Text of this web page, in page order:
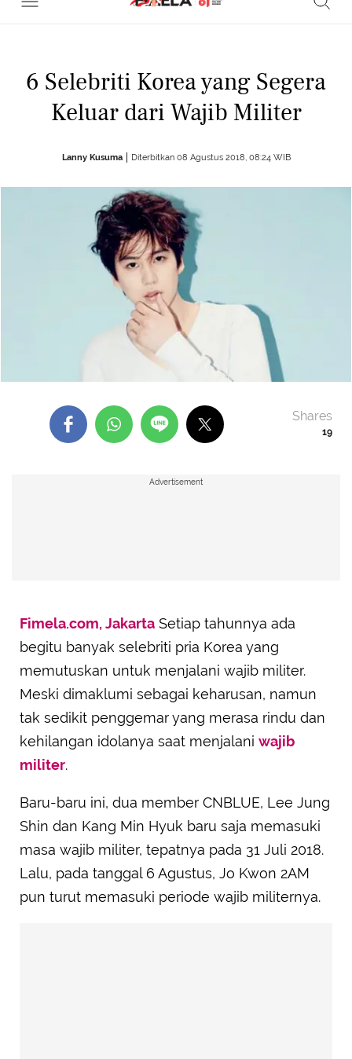
6 Selebriti Korea yang Segera
Keluar dari Wajib Militer
Lanny Kusuma Diterbitkan 08 Agustus 2018, 08:24 WIB
19
Shares
Advertisement
Fimela.com, Jakarta Setiap tahunnya ada
begitu banyak selebriti pria Korea yang
memutuskan untuk menjalani wajib militer.
Meski dimaklumi sebagai keharusan, namun
tak sedikit penggemar yang merasa rindu dan
kehilangan idolanya saat menjalani wajib
militer.
Baru-baru ini, dua member CNBLUE, Lee Jung
Shin dan Kang Min Hyuk baru saja memasuki
masa wajib militer, tepatnya pada 31 Juli 2018.
Lalu, pada tanggal 6 Agustus, Jo Kwon 2AM
pun turut memasuki periode wajib militernya.